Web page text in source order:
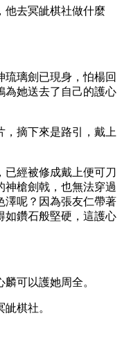
他去冥皉棋社做什麼
琉璃劍已現身，怕楊回
為她送去了自己的護心
，摘下來是路引，戴上
已經被修成戴上便可刀
神槍劍戟，也無法穿過
澤呢？因為張友仁帶著
如鑽石般堅硬，這護心
可以護她周全。
棋社。